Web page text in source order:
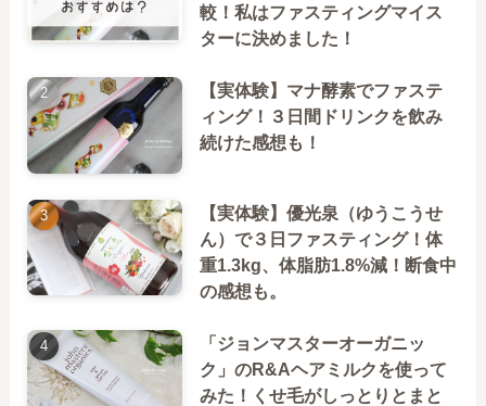
較！私はファスティングマイス
ターに決めました！
【実体験】マナ酵素でファステ
ィング！３日間ドリンクを飲み
続けた感想も！
【実体験】優光泉（ゆうこうせ
ん）で３日ファスティング！体
重1.3kg、体脂肪1.8%減！断食中
の感想も。
「ジョンマスターオーガニッ
ク」のR&Aヘアミルクを使って
みた！くせ毛がしっとりとまと